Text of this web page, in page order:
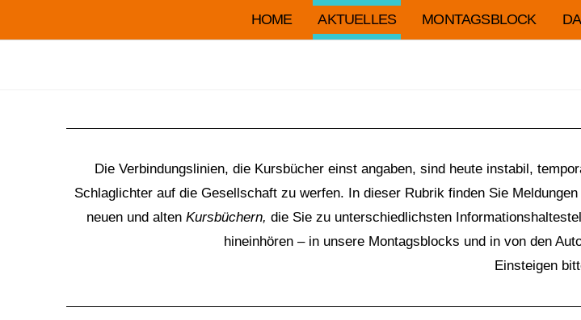
HOME AKTUELLES MONTAGSBLOCK
Die Verbindungslinien, die Kursbücher einst angaben, sind heute instabil,
Schlaglichter auf die Gesellschaft zu werfen. In dieser Rubrik finden Sie
neuen und alten Kursbüchern, die Sie zu unterschiedlichsten
hineinhören – in unsere Montagsblocks und in von den
Einsteigen